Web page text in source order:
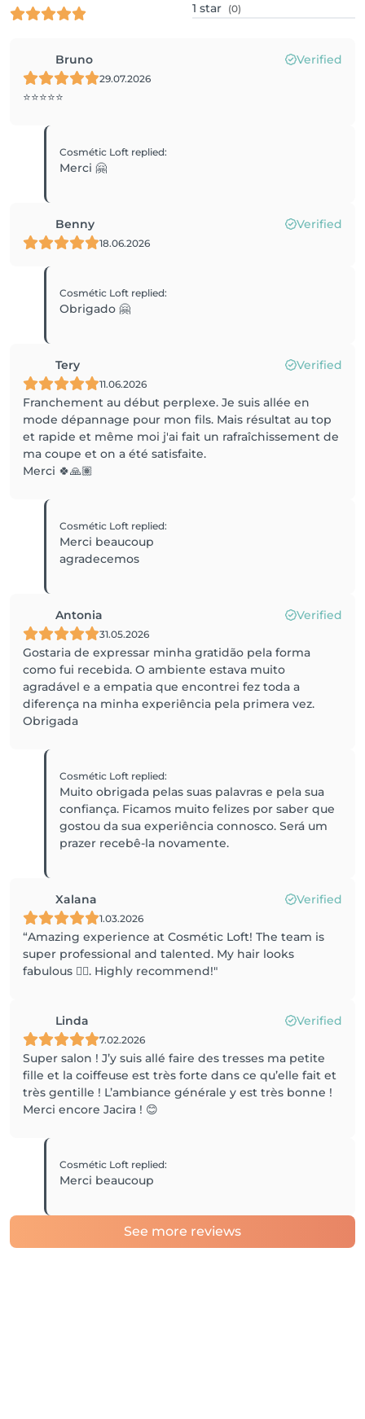
1 star (0)
Bruno Verified
29.07.2026
⭐️⭐️⭐️⭐️⭐️
Cosmétic Loft replied:
Merci 🤗
Benny Verified
18.06.2026
Cosmétic Loft replied:
Obrigado 🤗
Tery Verified
11.06.2026
Franchement au début perplexe. Je suis allée en
mode dépannage pour mon fils. Mais résultat au top
et rapide et même moi j'ai fait un rafraîchissement de
ma coupe et on a été satisfaite.
Merci 🍀🙏🏽
Cosmétic Loft replied:
Merci beaucoup
agradecemos
Antonia Verified
31.05.2026
Gostaria de expressar minha gratidão pela forma
como fui recebida. O ambiente estava muito
agradável e a empatia que encontrei fez toda a
diferença na minha experiência pela primera vez.
Obrigada
Cosmétic Loft replied:
Muito obrigada pelas suas palavras e pela sua
confiança. Ficamos muito felizes por saber que
gostou da sua experiência connosco. Será um
prazer recebê-la novamente.
Xalana Verified
1.03.2026
“Amazing experience at Cosmétic Loft! The team is
super professional and talented. My hair looks
fabulous 💇‍♀️. Highly recommend!"
Linda Verified
7.02.2026
Super salon ! J’y suis allé faire des tresses ma petite
fille et la coiffeuse est très forte dans ce qu’elle fait et
très gentille ! L’ambiance générale y est très bonne !
Merci encore Jacira ! 😊
Cosmétic Loft replied:
Merci beaucoup
See more reviews